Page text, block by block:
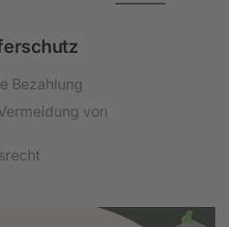
Bezahlung
von